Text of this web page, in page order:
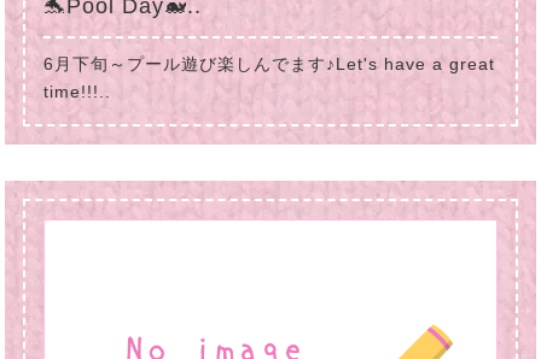
🐬Pool Day🐋..
6月下旬～プール遊び楽しんでます♪Let's have a great
time!!!..